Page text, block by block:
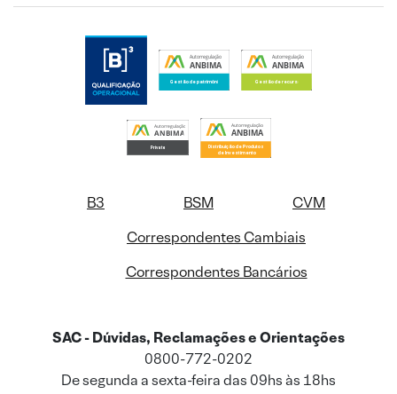
B3 BSM
CVM
Correspondentes Cambiais
Correspondentes Bancários
SAC - Dúvidas, Reclamações e Orientações
0800-772-0202
De segunda a sexta-feira das 09hs às 18hs